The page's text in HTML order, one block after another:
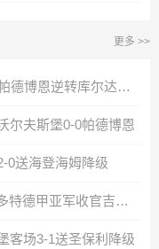
更多 >>
首次从德甲降级！十人狼堡1-2遭帕德博恩逆转库尔达加时赛制胜
尔夫斯堡0-0帕德博恩
0送海登海姆降级
德甲-多特2-0不莱梅送对手3连败多特德甲亚军收官吉拉西破门
客场3-1送圣保利降级